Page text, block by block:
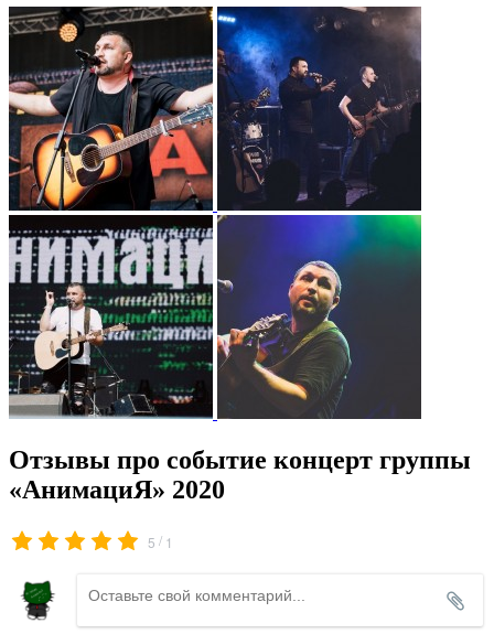
Отзывы про событие концерт группы
«АнимациЯ» 2020
5 / 1